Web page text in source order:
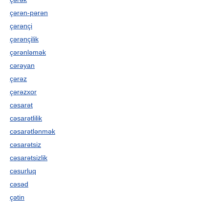
çərən-pərən
çərənçi
çərənçilik
çərənləmək
cərəyan
çərəz
çərəzxor
cəsarət
cəsarətlilik
cəsarətlənmək
cəsarətsiz
cəsarətsizlik
cəsurluq
cəsəd
çətin